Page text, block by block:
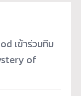
เข้าร่วมทีม
of